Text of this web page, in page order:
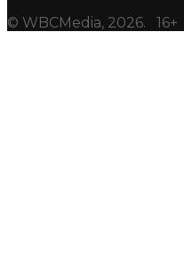
© WBCMedia, 2026. 16+